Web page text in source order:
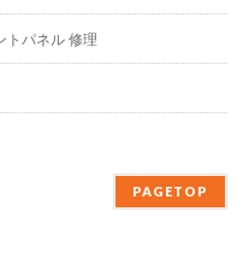
トパネル 修理
PAGETOP